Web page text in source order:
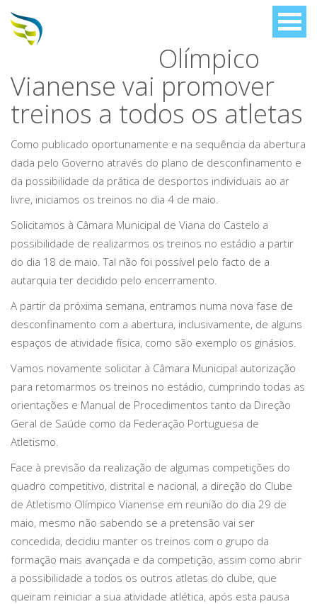
Olímpico
Vianense vai promover
treinos a todos os atletas
Como publicado oportunamente e na sequência da abertura
dada pelo Governo através do plano de desconfinamento e
da possibilidade da prática de desportos individuais ao ar
livre, iniciamos os treinos no dia 4 de maio.
Solicitamos à Câmara Municipal de Viana do Castelo a
possibilidade de realizarmos os treinos no estádio a partir
do dia 18 de maio. Tal não foi possível pelo facto de a
autarquia ter decidido pelo encerramento.
A partir da próxima semana, entramos numa nova fase de
desconfinamento com a abertura, inclusivamente, de alguns
espaços de atividade física, como são exemplo os ginásios.
Vamos novamente solicitar à Câmara Municipal autorização
para retomarmos os treinos no estádio, cumprindo todas as
orientações e Manual de Procedimentos tanto da Direção
Geral de Saúde como da Federação Portuguesa de
Atletismo.
Face à previsão da realização de algumas competições do
quadro competitivo, distrital e nacional, a direção do Clube
de Atletismo Olímpico Vianense em reunião do dia 29 de
maio, mesmo não sabendo se a pretensão vai ser
concedida, decidiu manter os treinos com o grupo da
formação mais avançada e da competição, assim como abrir
a possibilidade a todos os outros atletas do clube, que
queiram reiniciar a sua atividade atlética, após esta pausa